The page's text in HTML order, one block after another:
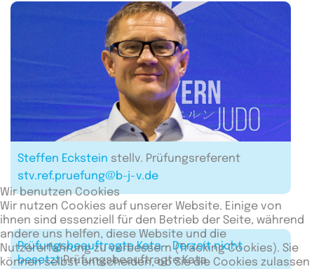
Steffen Eckstein stellv. Prüfungsreferent
stv.ref.pruefung@b-j-v.de
Prüfungsbeauftragte Kata - Derzeit nicht
besetzt Prüfungsbeauftragte Kata
Wir benutzen Cookies
Wir nutzen Cookies auf unserer Website. Einige von
ihnen sind essenziell für den Betrieb der Seite, während
andere uns helfen, diese Website und die
Nutzererfahrung zu verbessern (Tracking Cookies). Sie
können selbst entscheiden, ob Sie die Cookies zulassen